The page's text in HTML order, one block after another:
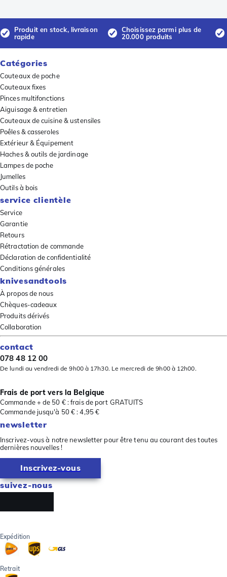
Produit en stock, livraison
rapide
Choisissez parmi plus de
20.000 produits
Catégories
Couteaux de poche
Couteaux fixes
Pinces multifonctions
Aiguisage & entretien
Couteaux de cuisine & ustensiles
Poêles & casseroles
Extérieur & Équipement
Haches & outils de jardinage
Lampes de poche
Jumelles
Outils à bois
service clientèle
Service
Garantie
Retours
Rétractation de commande
Déclaration de confidentialité
Conditions générales
knivesandtools
À propos de nous
Chèques-cadeaux
Produits dérivés
Collaboration
contact
078 48 12 00
De lundi au vendredi de 9h00 à 17h30. Le mercredi de 9h00 à 12h00.
Frais de port vers la Belgique
Commande + de 50 € : frais de port GRATUITS
Commande jusqu'à 50 € : 4,95 €
newsletter
Inscrivez-vous à notre newsletter pour être tenu au courant des toutes
dernières nouvelles !
Inscrivez-vous
suivez-nous
Expédition
Retrait